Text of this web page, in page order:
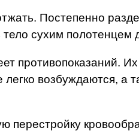
Постепенно
сухим полотенцем
противопоказаний.
возбуждаются,
перестройку